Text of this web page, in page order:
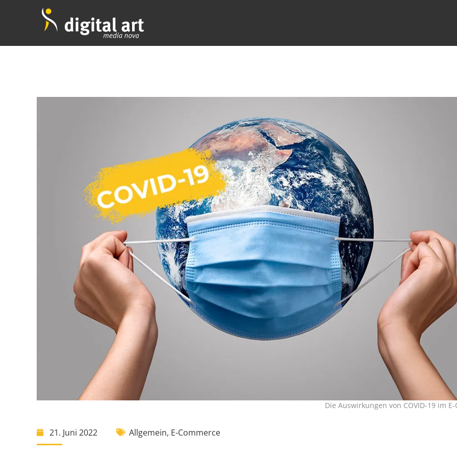
Die Auswirkungen von COVID-19 im
21. Juni 2022 Allgemein, E-Commerce